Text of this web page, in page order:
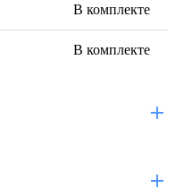
В комплекте
В комплекте